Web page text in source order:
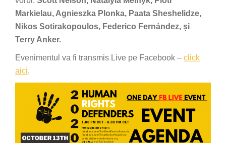
Markielau, Agnieszka Plonka, Paata Sheshelidze,
Nikos Sotirakopoulos, Federico Fernández, și
Terry Anker.
Evenimentul va fi transmis Live pe Facebook – click
aici.